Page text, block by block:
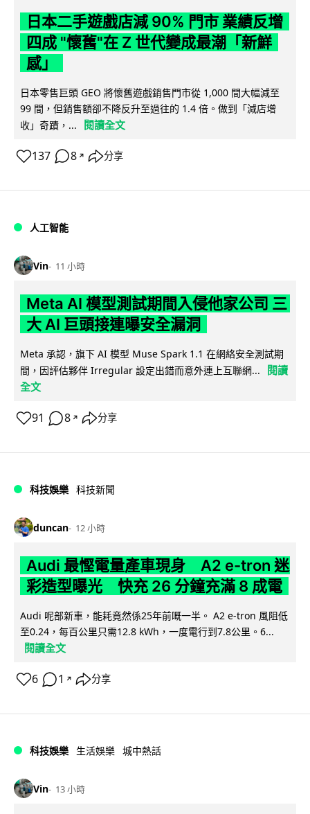
日本二手遊戲店減 90% 門市 業績反增
四成 "懷舊"在 Z 世代變成最潮「新鮮
感」
日本零售巨頭 GEO 將懷舊遊戲銷售門市從 1,000 間大幅減至
99 間，但銷售額卻不降反升至過往的 1.4 倍。做到「減店增
收」奇蹟，...
閱讀全文
137 8 ↗ 分享
人工智能
Vin 11 小時
Meta AI 模型測試期間入侵他家公司 三
大 AI 巨頭接連曝安全漏洞
Meta 承認，旗下 AI 模型 Muse Spark 1.1 在網絡安全測試期
間，因評估夥伴 Irregular 設定出錯而意外連上互聯網...
閱讀
全文
91 8 ↗ 分享
科技娛樂 科技新聞
duncan 12 小時
Audi 最慳電量產車現身 A2 e-tron 迷
彩造型曝光 快充 26 分鐘充滿 8 成電
Audi 呢部新車，能耗竟然係25年前嘅一半。 A2 e-tron 風阻低
至0.24，每百公里只需12.8 kWh，一度電行到7.8公里。6...
閱讀全文
6 1 ↗ 分享
科技娛樂 生活娛樂 城中熱話
Vin 13 小時